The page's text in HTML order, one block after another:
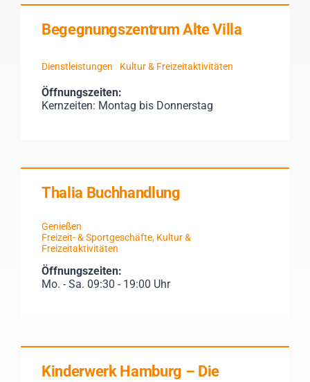
Begegnungszentrum Alte Villa
Dienstleistungen Kultur & Freizeitaktivitäten
Öffnungszeiten:
Kernzeiten: Montag bis Donnerstag
Thalia Buchhandlung
Genießen
Freizeit- & Sportgeschäfte, Kultur &
Freizeitaktivitäten
Öffnungszeiten:
Mo. - Sa. 09:30 - 19:00 Uhr
Kinderwerk Hamburg – Die